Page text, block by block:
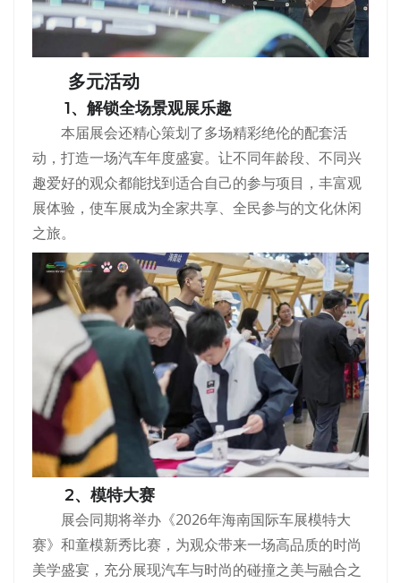
多元活动
1、解锁全场景观展乐趣
本届展会还精心策划了多场精彩绝伦的配套活
动，打造一场汽车年度盛宴。让不同年龄段、不同兴
趣爱好的观众都能找到适合自己的参与项目，丰富观
展体验，使车展成为全家共享、全民参与的文化休闲
之旅。
2、模特大赛
展会同期将举办《2026年海南国际车展模特大
赛》和童模新秀比赛，为观众带来一场高品质的时尚
美学盛宴，充分展现汽车与时尚的碰撞之美与融合之